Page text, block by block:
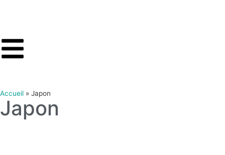
Accueil » Japon
Japon